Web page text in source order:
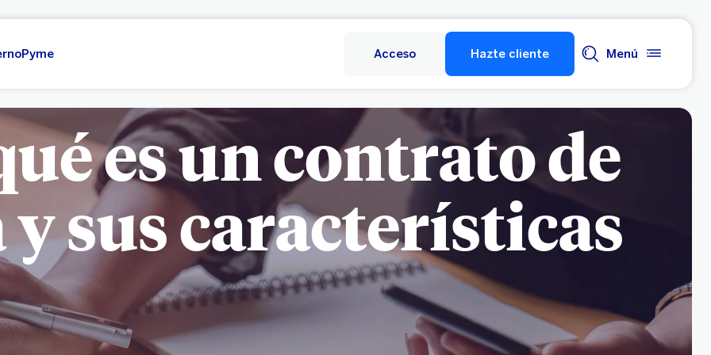
Pyme Acceso Hazte cliente Menú
es un contrato de
sus características